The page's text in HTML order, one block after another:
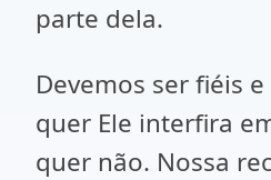
parte dela.
Devemos ser fiéis
quer Ele interfira
quer não. Nossa